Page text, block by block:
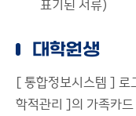
표기된 서류)
대학원생
[ 통합정보시스템 ]
학적관리 ]의 가족카